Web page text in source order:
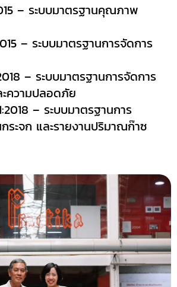
– ระบบมาตรฐานคุณภาพ
– ระบบมาตรฐานการจัดการ
– ระบบมาตรฐานการจัดการ
ความปลอดภัย
– ระบบมาตรฐานการ
ระจก และรายงานปริมาณก๊าซ